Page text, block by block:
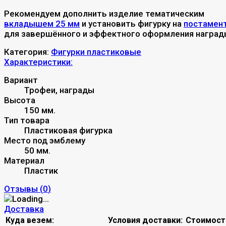
Рекомендуем дополнить изделие тематическим
вкладышем 25 мм и установить фигурку на
для завершённого и эффектного оформления
Категория: Фигурки пластиковые
Характеристики:
Вариант
Трофеи, награды
Высота
150 мм.
Тип товара
Пластиковая фигурка
Место под эмблему
50 мм.
Материал
Пластик
Отзывы (0)
Доставка
Куда везем: Условия доставки: